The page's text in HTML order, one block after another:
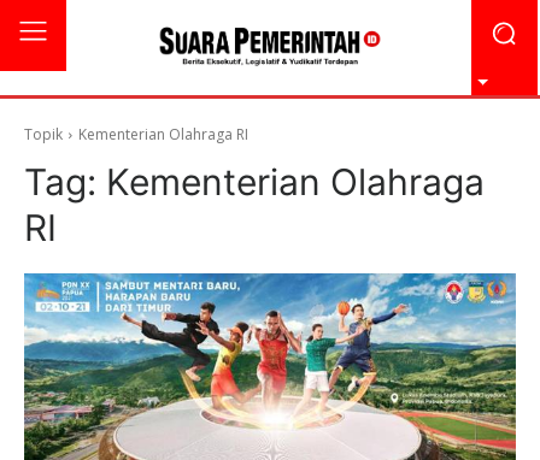
Topik Kementerian Olahraga RI
Tag: Kementerian Olahraga
RI